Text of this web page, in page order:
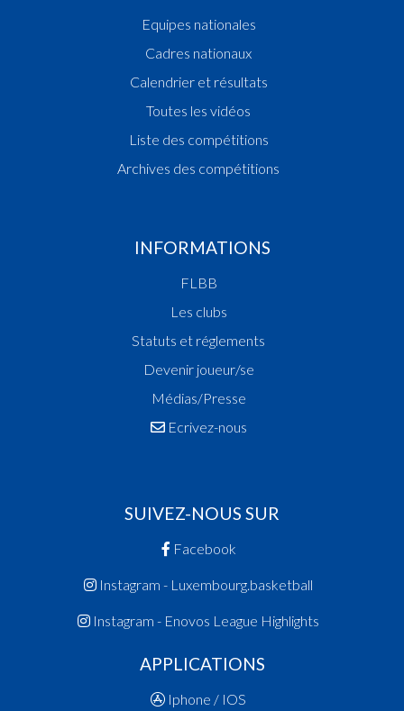
Equipes nationales
Cadres nationaux
Calendrier et résultats
Toutes les vidéos
Liste des compétitions
Archives des compétitions
INFORMATIONS
FLBB
Les clubs
Statuts et réglements
Devenir joueur/se
Médias/Presse
Ecrivez-nous
SUIVEZ-NOUS SUR
Facebook
Instagram - Luxembourg.basketball
Instagram - Enovos League Highlights
APPLICATIONS
Iphone / IOS